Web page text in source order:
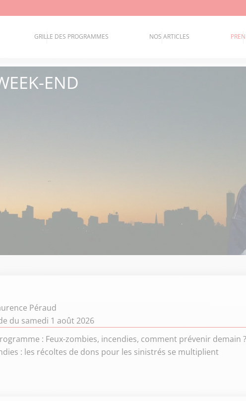
GRILLE DES PROGRAMMES NOS ARTICLES
END
Péraud
du samedi 1 août 2026
: Feux-zombies, incendies, comment prévenir demain
: les récoltes de dons pour les sinistrés se multiplient